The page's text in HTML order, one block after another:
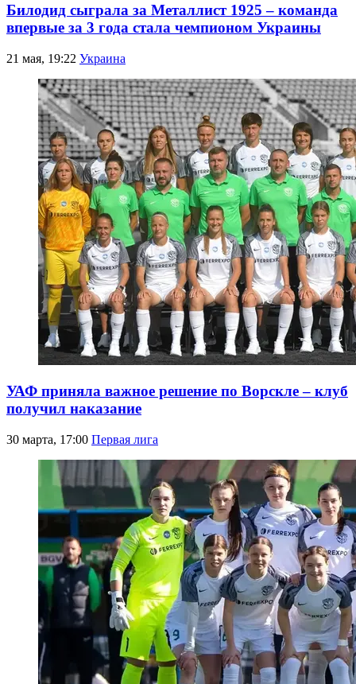
Билодид сыграла за Металлист 1925 – команда
впервые за 3 года стала чемпионом Украины
21 мая, 19:22 Украина
УАФ приняла важное решение по Ворскле – клуб
получил наказание
30 марта, 17:00 Первая лига